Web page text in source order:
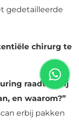
gedetailleerde
chirurg te
raadt u mij
en waarom?”
erbij pakken